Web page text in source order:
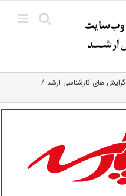
گرایش های کارشناسی ارشد